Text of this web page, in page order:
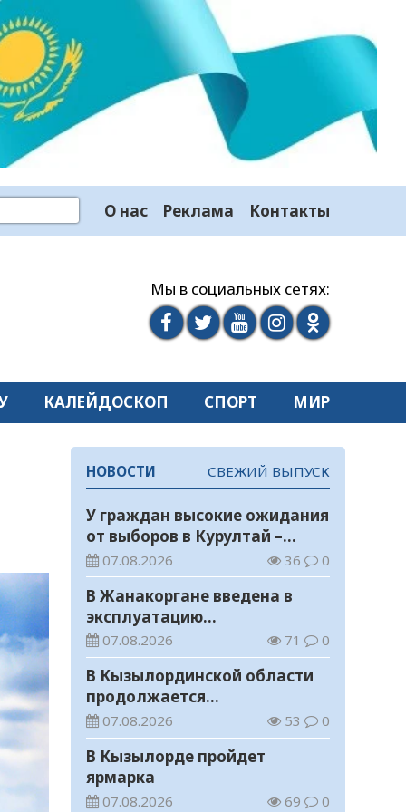
О нас Реклама Контакты
Мы в социальных сетях:
КАЛЕЙДОСКОП СПОРТ МИР
НОВОСТИ СВЕЖИЙ ВЫПУСК
У граждан высокие ожидания
от выборов в Курултай –
опрос общественного мнения
07.08.2026 36 0
В Жанакоргане введена в
эксплуатацию
водораспределительная
станция
07.08.2026 71 0
В Кызылординской области
продолжается
экологическая акция «Таза
Қазақстан»
07.08.2026 53 0
В Кызылорде пройдет
ярмарка
07.08.2026 69 0